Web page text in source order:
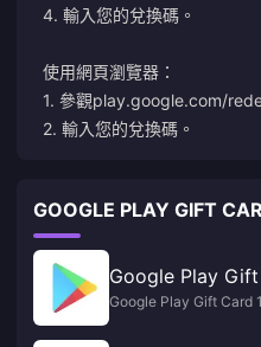
4. 輸入您的兌換碼。
使用網頁瀏覽器：
1. 參觀play.google.com/
2. 輸入您的兌換碼。
GOOGLE PLAY GIFT
Google Play
Google Play Gift Card